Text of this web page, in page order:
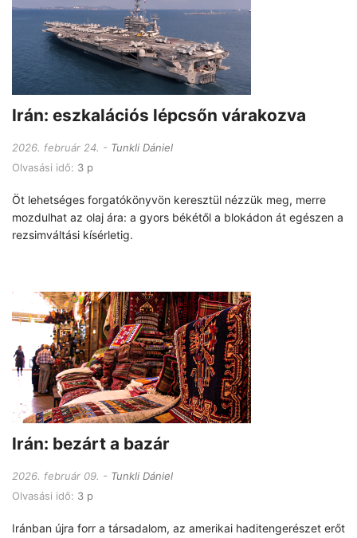
Irán: eszkalációs lépcsőn várakozva
2026. február 24.
Tunkli Dániel
Olvasási idő: 3 p
Öt lehetséges forgatókönyvön keresztül nézzük meg, merre
mozdulhat az olaj ára: a gyors békétől a blokádon át egészen a
rezsimváltási kísérletig.
Irán: bezárt a bazár
2026. február 09.
Tunkli Dániel
Olvasási idő: 3 p
Iránban újra forr a társadalom, az amerikai haditengerészet erőt